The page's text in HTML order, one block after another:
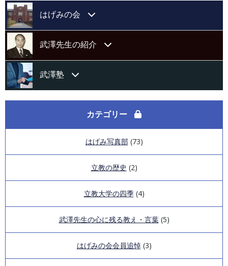
はげみの会
はげみの会会則
会報「はげみ」第12号
会報「はげみ」第11号
会報「はげみ」第10号
会報「はげみ」第9号（第1回オンラインはげみの会）
会報「はげみ」第8号
会報「はげみ」第7号
武澤先生の紹介
著書目録
武澤塾
武澤塾代表挨拶
講演録第12回
講演録第11回
講演録第10回
第3回「ZOOM IN武澤塾」講演録
第2回「ZOOM IN武澤塾」講演録
カテゴリー
はげみ写真部(73)
立教の歴史 (2)
立教大学の四季(4)
武澤先生の心に残る教え・言葉(5)
はげみの会会員追悼(3)